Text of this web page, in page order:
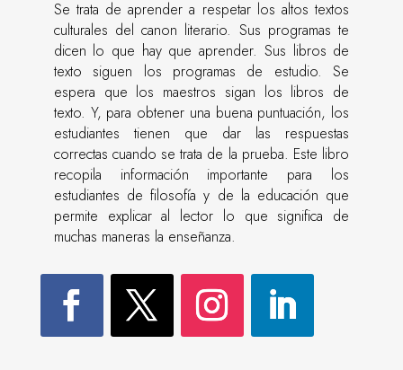
Se trata de aprender a respetar los altos textos
culturales del canon literario. Sus programas te
dicen lo que hay que aprender. Sus libros de
texto siguen los programas de estudio. Se
espera que los maestros sigan los libros de
texto. Y, para obtener una buena puntuación, los
estudiantes tienen que dar las respuestas
correctas cuando se trata de la prueba. Este libro
recopila información importante para los
estudiantes de filosofía y de la educación que
permite explicar al lector lo que significa de
muchas maneras la enseñanza.